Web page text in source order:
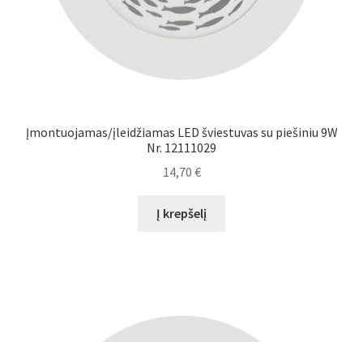
Įmontuojamas/įleidžiamas LED šviestuvas su piešiniu 9W
Nr. 12111029
14,70 €
Į krepšelį